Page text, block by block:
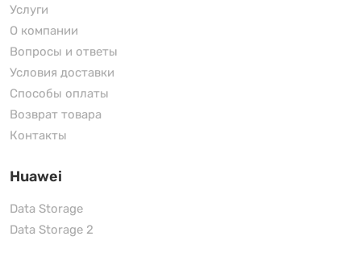
Услуги
О компании
Вопросы и ответы
Условия доставки
Способы оплаты
Возврат товара
Контакты
Huawei
Data Storage
Data Storage 2